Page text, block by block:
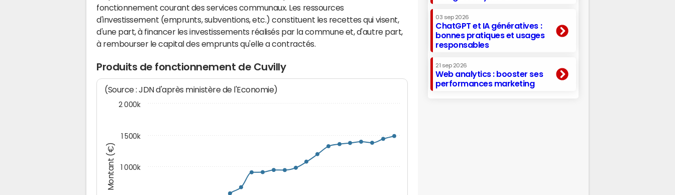
fonctionnement courant des services communaux. Les ressources
d'investissement (emprunts, subventions, etc.) constituent les recettes qui visent,
d'une part, à financer les investissements réalisés par la commune et, d'autre part,
à rembourser le capital des emprunts qu'elle a contractés.
Produits de fonctionnement de Cuvilly
Montant (€)
(Source : JDN d'après ministère de l'Economie)
1 000k
1 500k
2 000k
03 sep 2026
ChatGPT et IA génératives :
bonnes pratiques et usages
responsables
21 sep 2026
Web analytics : booster ses
performances marketing